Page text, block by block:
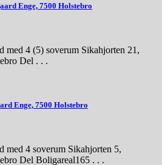
Enge, 7500 Holstebro
med 4 (5) soverum Sikahjorten 21,
Del . . .
Enge, 7500 Holstebro
med 4 soverum Sikahjorten 5,
Del Boligareal165 . . .